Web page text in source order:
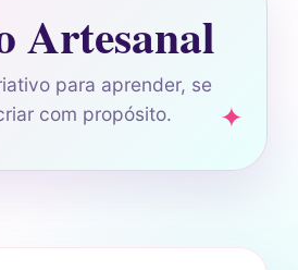
Artesanal
para aprender, se
com propósito.